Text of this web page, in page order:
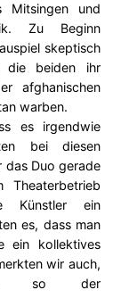
Mitsingen und
Zu Beginn
skeptisch
die beiden ihr
afghanischen
warben.
es irgendwie
bei diesen
das Duo gerade
ein
es, dass man
ein kollektives
wir auch,
so der